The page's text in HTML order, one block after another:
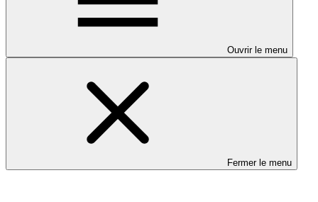
Ouvrir le menu
Fermer le menu